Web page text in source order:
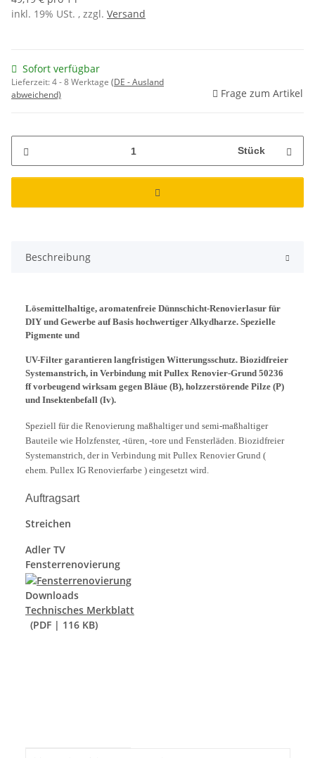
inkl. 19% USt. , zzgl. Versand
Sofort verfügbar
Lieferzeit:4 - 8 Werktage (DE - Ausland
abweichend)
Frage zum Artikel
Stück
Beschreibung
Lösemittelhaltige, aromatenfreie Dünnschicht-Renovierlasur für
DIY und Gewerbe auf Basis hochwertiger Alkydharze. Spezielle
Pigmente und
UV-Filter garantieren langfristigen Witterungsschutz. Biozidfreier
Systemanstrich, in Verbindung mit Pullex Renovier-Grund 50236
ff vorbeugend wirksam gegen Bläue (B), holzzerstörende Pilze (P)
und Insektenbefall (Iv).
Speziell für die Renovierung maßhaltiger und semi-maßhaltiger
Bauteile wie Holzfenster, -türen, -tore und Fensterläden. Biozidfreier
Systemanstrich, der in Verbindung mit Pullex Renovier Grund (
ehem. Pullex IG Renovierfarbe ) eingesetzt wird.
Auftragsart
Streichen
Adler TV
Fensterrenovierung
Downloads
Technisches Merkblatt
(PDF | 116 KB)